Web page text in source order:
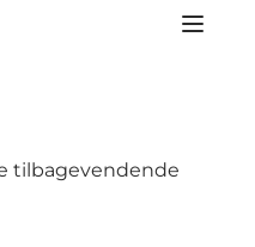
tilbagevendende